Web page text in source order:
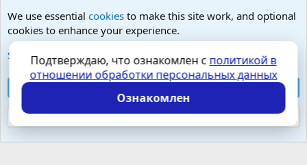
Любые вопросы от Гостей - анонимно
Cookies
Russian (RU)
Условия и правила
Политика конфиденциальности
Помощь
S
S
Локализация отXenForo.Info
We use essential cookies to make this site work, and optional
cookies to enhance your experience.
See further information and configure your preferences
Reject optional cookies
Подтверждаю, что ознакомлен с политикой в
отношении обработки персональных данных
Ознакомлен